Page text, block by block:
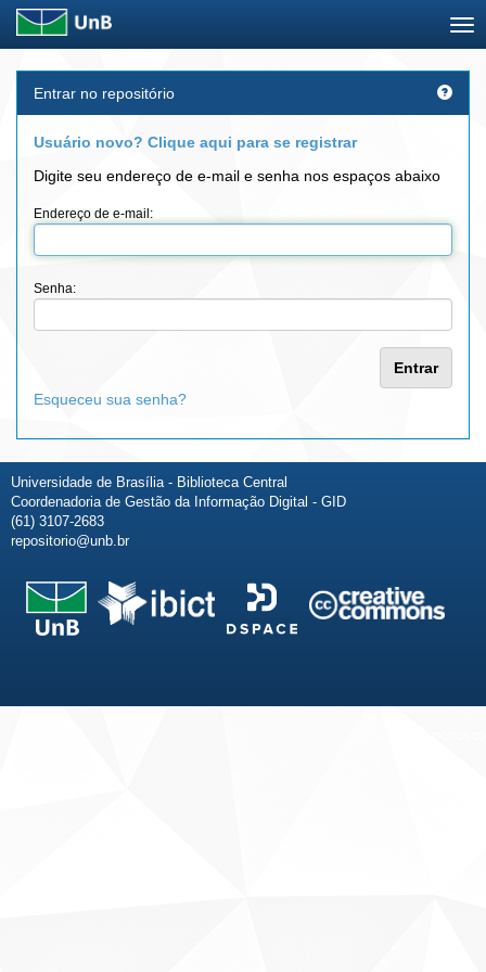
navigationEntrar no repositório
Usuário novo? Clique aqui para se registrar
Digite seu endereço de e-mail e senha nos espaços abaixo
Endereço de e-mail:
Senha:
Esqueceu sua senha?
Universidade de Brasília - Biblioteca Central
Coordenadoria de Gestão da Informação Digital - GID
(61) 3107-2683
repositorio@unb.br